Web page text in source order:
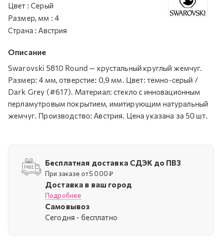
Цвет : Серый
Размер, мм : 4
Страна : Австрия
Описание
Swarovski 5810 Round — хрустальный круглый жемчуг.
Размер: 4 мм, отверстие: 0,9 мм. Цвет: темно-серый /
Dark Grey (#617). Материал: стекло с инновационным
перламутровым покрытием, имитирующим натуральный
жемчуг. Производство: Австрия. Цена указана за 50 шт.
Бесплатная доставка СДЭК до ПВЗ
При заказе от 5 000 ₽
Доставка в ваш город
Подробнее
Самовывоз
Cегодня - бесплатно